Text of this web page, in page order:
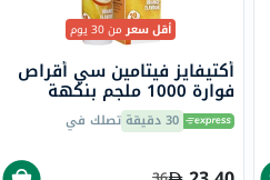
أقل سعرمن 30 يوم
أكتيفايز فيتامين سي أقراص
فوارة 1000 ملجم بنكهة
البرتقال حزمة من 20
30 دقيقة تصلك في